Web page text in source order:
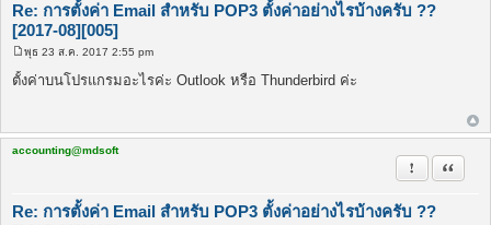
Re: การตั้งค่า Email สำหรับ POP3 ตั้งค่าอย่างไรบ้างครับ ??
[2017-08][005]
โ
พ
ส
พุธ 23 ส.ค. 2017 2:55 pm
ตั้งค่าบนโปรแกรมอะไรค่ะ Outlook หรือ Thunderbird ค่ะ
accounting@mdsoft
Re: การตั้งค่า Email สำหรับ POP3 ตั้งค่าอย่างไรบ้างครับ ??
รายงานในข้
อ้างคำ